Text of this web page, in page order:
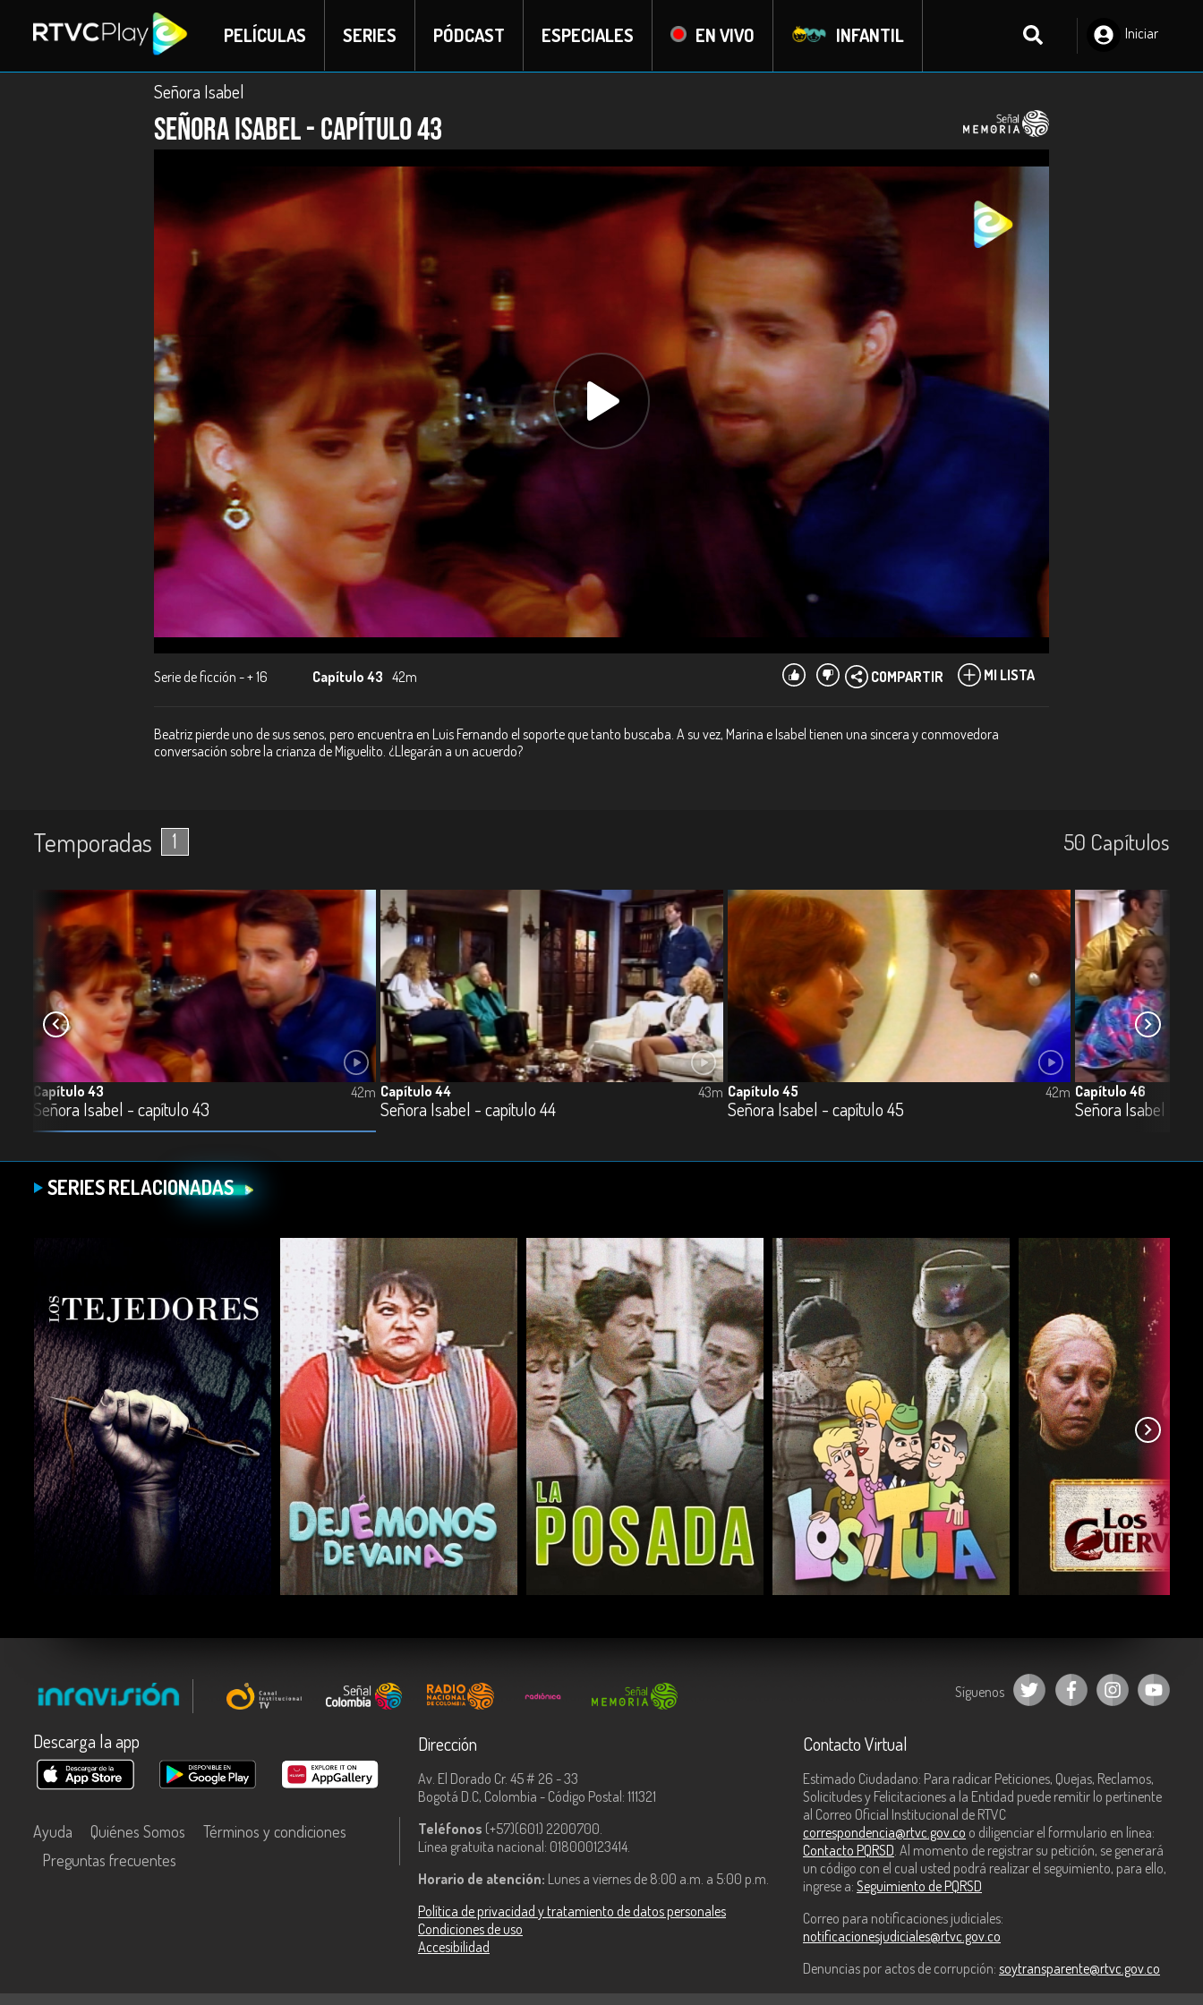
PELÍCULAS SERIES PÓDCAST ESPECIALES EN VIVO INFANTIL
Iniciar
Señora Isabel
Señora Isabel - capítulo 43
Serie de ficción - + 16 Capítulo 43 42m MI LISTA
COMPARTIR
Beatriz pierde uno de sus senos, pero encuentra en Luis Fernando el soporte que tanto buscaba. A su vez, Marina e Isabel tienen una sincera y conmovedora
conversación sobre la crianza de Miguelito. ¿Llegarán a un acuerdo?
Temporadas 1 50 Capí­tulos
Capítulo 43
Señora Isabel - capítulo 43
42m Capítulo 44
Señora Isabel - capítulo 44
43m Capítulo 45
Señora Isabel - capítulo 45
42m Capítulo 46
Señora Isabel -
SERIES RELACIONADAS
COMPARTIR COMPARTIR COMPARTIR COMPARTIR
Síguenos
Descarga la app
Ayuda Quiénes Somos
Términos y condiciones
Preguntas frecuentes
Dirección
Av. El Dorado Cr. 45 # 26 - 33
Bogotá D.C, Colombia - Código Postal: 111321
Teléfonos (+57)(601) 2200700.
Línea gratuita nacional: 018000123414.
Horario de atención: Lunes a viernes de 8:00 a.m. a 5:00 p.m.
Política de privacidad y tratamiento de datos personales
Condiciones de uso
Accesibilidad
Contacto Virtual
Estimado Ciudadano: Para radicar Peticiones, Quejas, Reclamos,
Solicitudes y Felicitaciones a la Entidad puede remitir lo pertinente
al Correo Oficial Institucional de RTVC
correspondencia@rtvc.gov.co o diligenciar el formulario en línea:
Contacto PQRSD . Al momento de registrar su petición, se generará
un código con el cual usted podrá realizar el seguimiento, para ello,
ingrese a: Seguimiento de PQRSD
Correo para notificaciones judiciales:
notificacionesjudiciales@rtvc.gov.co
Denuncias por actos de corrupción: soytransparente@rtvc.gov.co